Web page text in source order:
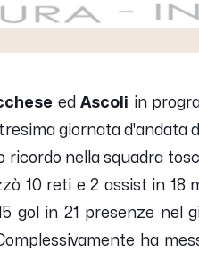
edAscoli in
giornata d'andata
ricordo nella squadra
10 reti e 2 assist in 18
gol in 21 presenze nel
ha